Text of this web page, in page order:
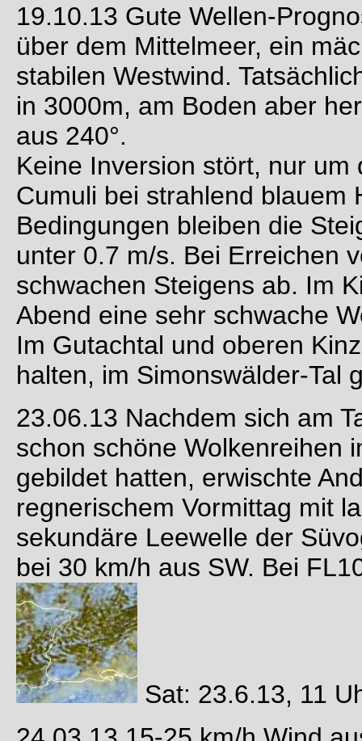
19.10.13 Gute Wellen-
über dem Mittelmeer, ein
stabilen Westwind.
in 3000m, am Boden aber
aus 240°.
Keine Inversion stört, nur
Cumuli bei strahlend blauem
Bedingungen bleiben die
unter 0.7 m/s. Bei Erreichen
schwachen Steigens ab. Im
Abend eine sehr schwache
Im Gutachtal und oberen
halten, im Simonswälder-Tal
23.06.13 Nachdem sich am
schon schöne Wolkenreihen
gebildet hatten, erwischte
regnerischem Vormittag mit
sekundäre Leewelle der
bei 30 km/h aus SW. Bei
Sat: 23.6.13, 11